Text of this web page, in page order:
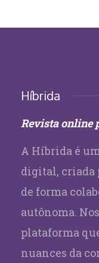
Híbrida
Revista online
A Híbrida é
digital, criada
de forma
autônoma.
plataforma
nuances da